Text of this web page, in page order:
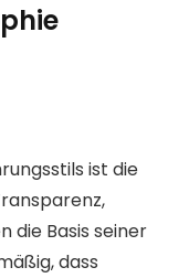
ist die
die Basis seiner
dass